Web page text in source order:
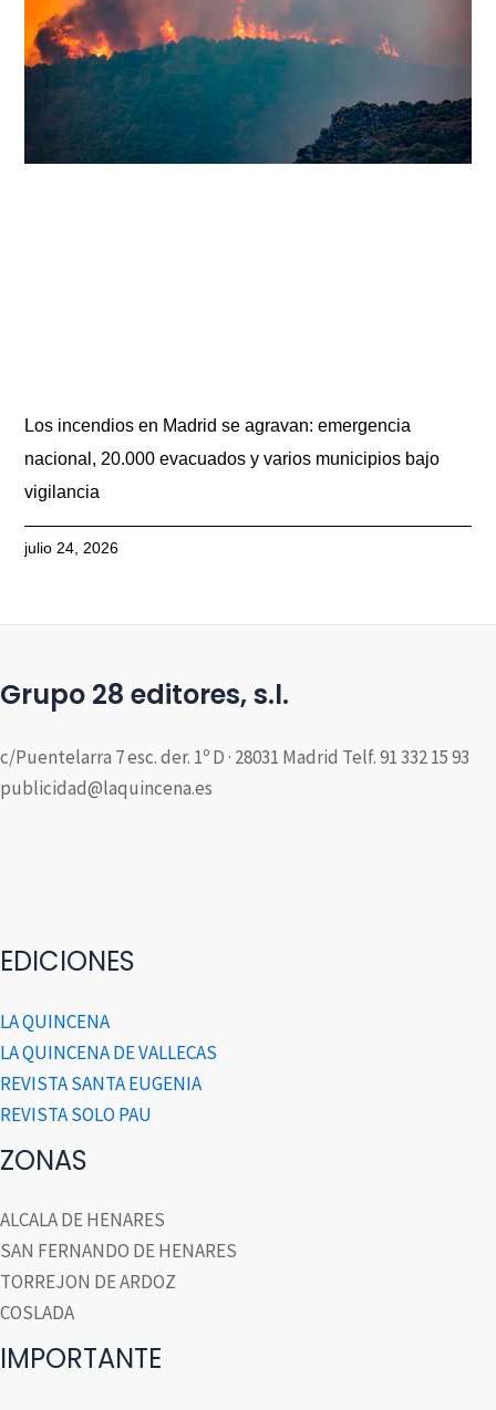
Los incendios en Madrid se agravan: emergencia
nacional, 20.000 evacuados y varios municipios bajo
vigilancia
julio 24, 2026
Grupo 28 editores, s.l.
c/Puentelarra 7 esc. der. 1º D · 28031 Madrid Telf. 91 332 15 93
publicidad@laquincena.es
EDICIONES
LA QUINCENA
LA QUINCENA DE VALLECAS
REVISTA SANTA EUGENIA
REVISTA SOLO PAU
ZONAS
ALCALA DE HENARES
SAN FERNANDO DE HENARES
TORREJON DE ARDOZ
COSLADA
IMPORTANTE